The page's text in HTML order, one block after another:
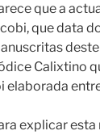
que a
que data
Calixtino
elaborada
explicar